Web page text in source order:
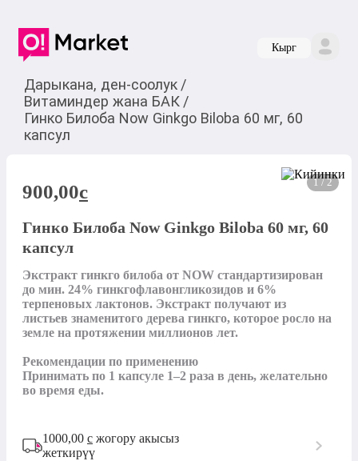
Кырг
Дарыкана, ден-соолук /
Витаминдер жана БАК /
Гинко Билоба Now Ginkgo Biloba 60 мг, 60
капсул
1 / 2
900,00c
Гинко Билоба Now Ginkgo Biloba 60 мг, 60
капсул
Экстракт гинкго билоба от NOW стандартизирован
до мин. 24% гинкгофлавонгликозидов и 6%
терпеновых лактонов. Экстракт получают из
листьев знаменитого дерева гинкго, которое росло на
земле на протяжении миллионов лет.
Рекомендации по применению
Принимать по 1 капсуле 1–2 раза в день, желательно
во время еды.
1000,00 с жогору акысыз
жеткирүү